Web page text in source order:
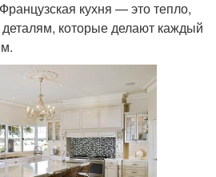
кухня — это тепло,
которые делают каждый